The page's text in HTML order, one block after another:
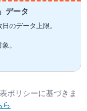
データ
のデータ上限。
。
ポリシーに基づきま
ら